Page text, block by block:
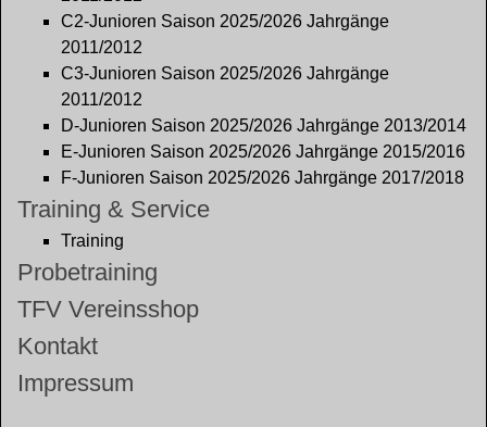
C2-Junioren Saison 2025/2026 Jahrgänge
2011/2012
C3-Junioren Saison 2025/2026 Jahrgänge
2011/2012
D-Junioren Saison 2025/2026 Jahrgänge 2013/2014
E-Junioren Saison 2025/2026 Jahrgänge 2015/2016
F-Junioren Saison 2025/2026 Jahrgänge 2017/2018
Training & Service
Training
Probetraining
TFV Vereinsshop
Kontakt
Impressum